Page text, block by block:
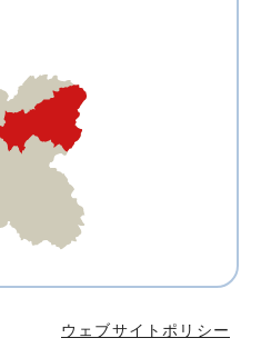
ウェブサイトポリシー